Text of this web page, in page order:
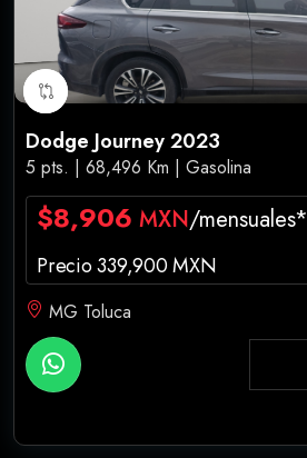
Dodge Journey 2023
5 pts. | 68,496 Km | Gasolina
$8,906 MXN/mensuales*
Precio 339,900 MXN
MG Toluca